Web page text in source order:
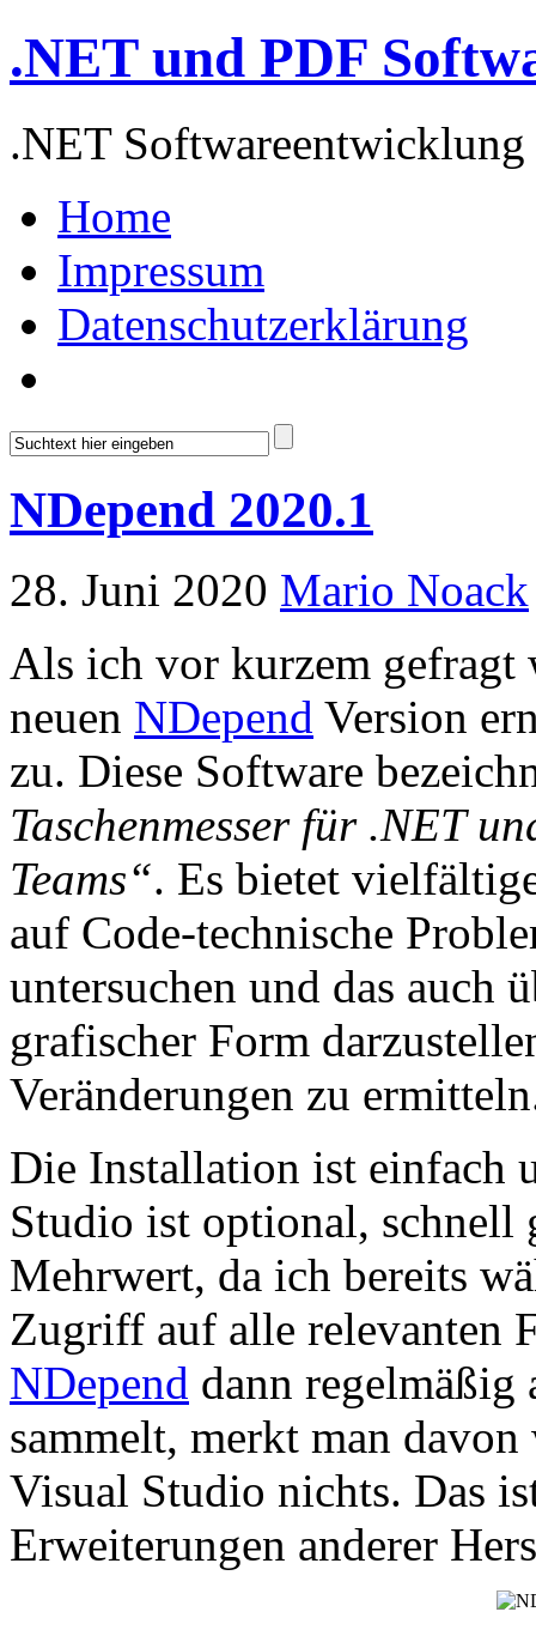
.NET und PDF
.NET
Home
Impressum
Datenschutzerklärung
NDepend 2020.1
28. Juni 2020 Mario Noack
Als ich vor kurzem gefragt
neuen NDepend Version
zu. Diese Software
Taschenmesser für .NET
Teams“. Es bietet
auf Code-technische
untersuchen und das auch
grafischer Form
Veränderungen zu
Die Installation ist einfach
Studio ist optional, schnell
Mehrwert, da ich bereits
Zugriff auf alle relevanten
NDepend dann regelmäßig
sammelt, merkt man
Visual Studio nichts. Das
Erweiterungen anderer